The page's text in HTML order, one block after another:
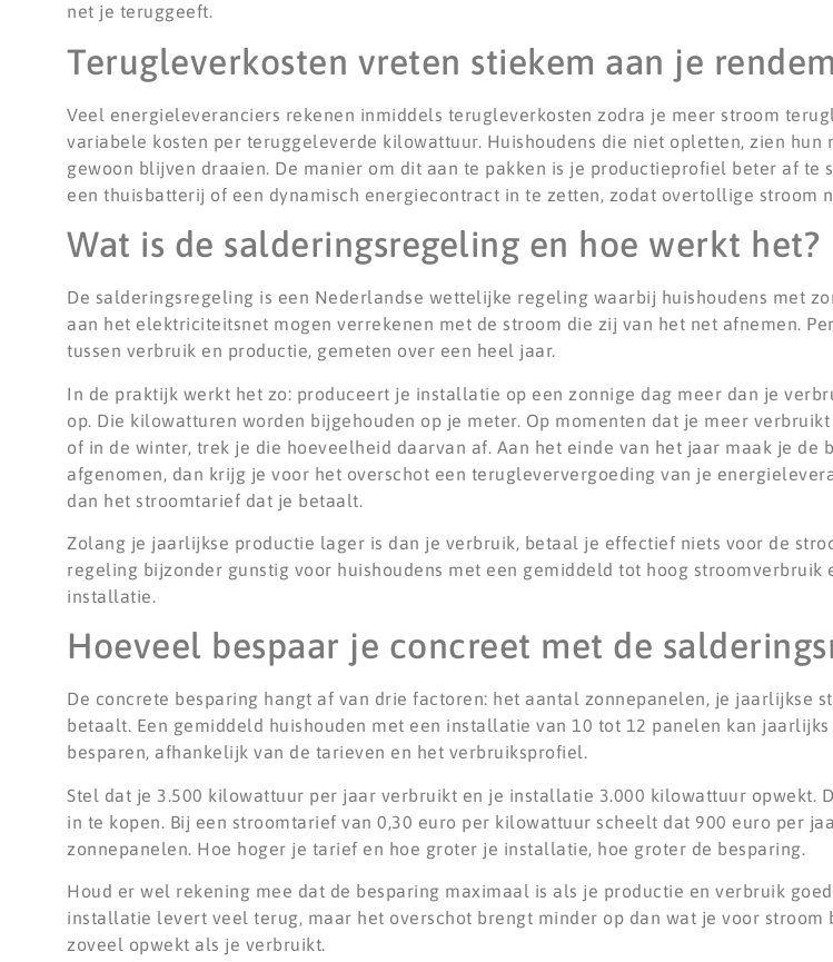
net je teruggeeft.
Terugleverkosten vreten stiekem aan je
Veel energieleveranciers rekenen inmiddels terugleverkosten zodra je meer stroom
variabele kosten per teruggeleverde kilowattuur. Huishoudens die niet opletten, zien
gewoon blijven draaien. De manier om dit aan te pakken is je productieprofiel beter af te
een thuisbatterij of een dynamisch energiecontract in te zetten, zodat overtollige stroom
Wat is de salderingsregeling en hoe werkt het?
De salderingsregeling is een Nederlandse wettelijke regeling waarbij huishoudens met
aan het elektriciteitsnet mogen verrekenen met de stroom die zij van het net afnemen.
tussen verbruik en productie, gemeten over een heel jaar.
In de praktijk werkt het zo: produceert je installatie op een zonnige dag meer dan je
op. Die kilowatturen worden bijgehouden op je meter. Op momenten dat je meer
of in de winter, trek je die hoeveelheid daarvan af. Aan het einde van het jaar maak je de
afgenomen, dan krijg je voor het overschot een terugleververgoeding van je
dan het stroomtarief dat je betaalt.
Zolang je jaarlijkse productie lager is dan je verbruik, betaal je effectief niets voor de
regeling bijzonder gunstig voor huishoudens met een gemiddeld tot hoog stroomverbruik
installatie.
Hoeveel bespaar je concreet met de
De concrete besparing hangt af van drie factoren: het aantal zonnepanelen, je jaarlijkse
betaalt. Een gemiddeld huishouden met een installatie van 10 tot 12 panelen kan
besparen, afhankelijk van de tarieven en het verbruiksprofiel.
Stel dat je 3.500 kilowattuur per jaar verbruikt en je installatie 3.000 kilowattuur opwekt.
in te kopen. Bij een stroomtarief van 0,30 euro per kilowattuur scheelt dat 900 euro per
zonnepanelen. Hoe hoger je tarief en hoe groter je installatie, hoe groter de besparing.
Houd er wel rekening mee dat de besparing maximaal is als je productie en verbruik
installatie levert veel terug, maar het overschot brengt minder op dan wat je voor
zoveel opwekt als je verbruikt.